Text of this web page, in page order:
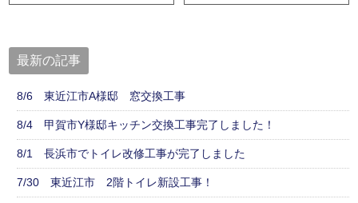
最新の記事
8/6 東近江市A様邸 窓交換工事
8/4 甲賀市Y様邸キッチン交換工事完了しました！
8/1 長浜市でトイレ改修工事が完了しました
7/30 東近江市 2階トイレ新設工事！